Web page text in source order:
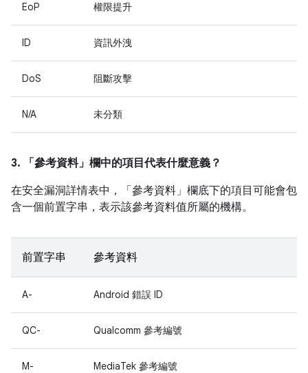
EoP 權限提升
ID 資訊外洩
DoS 阻斷攻擊
N/A 未分類
3. 「參考資料」 欄中的項目代表什麼意義？
在安全漏洞詳情表中，「參考資料」 欄底下的項目可能會包
含一個前置字串，表示該參考資料值所屬的機構。
前置字串 參考資料
A- Android 錯誤 ID
QC- Qualcomm 參考編號
M- MediaTek 參考編號